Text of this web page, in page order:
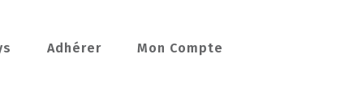
Adhérer Mon Compte